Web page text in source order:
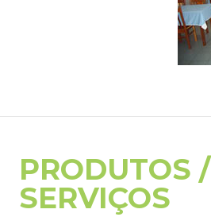
PRODUTOS /
SERVIÇOS